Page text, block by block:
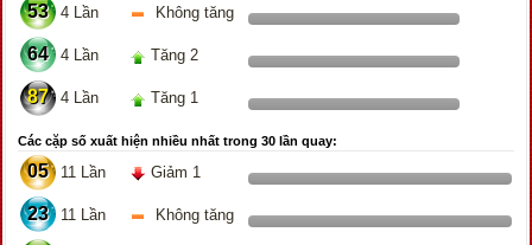
53 4 Lần Không tăng
64 4 Lần Tăng 2
87 4 Lần Tăng 1
Các cặp số xuất hiện nhiều nhất trong 30 lần quay:
05 11 Lần Giảm 1
23 11 Lần Không tăng